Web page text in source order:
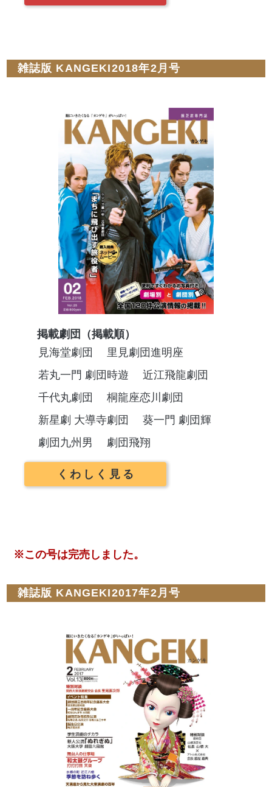
雑誌版 KANGEKI2018年2月号
掲載劇団（掲載順）
見海堂劇団
里見劇団進明座
若丸一門 劇団時遊
近江飛龍劇団
千代丸劇団
桐龍座恋川劇団
新星劇 大導寺劇団
葵一門 劇団輝
劇団九州男
劇団飛翔
くわしく見る
※この号は完売しました。
雑誌版 KANGEKI2017年2月号